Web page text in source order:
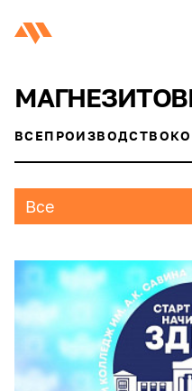
ВСЕПРОИЗВОДСТВО
Все